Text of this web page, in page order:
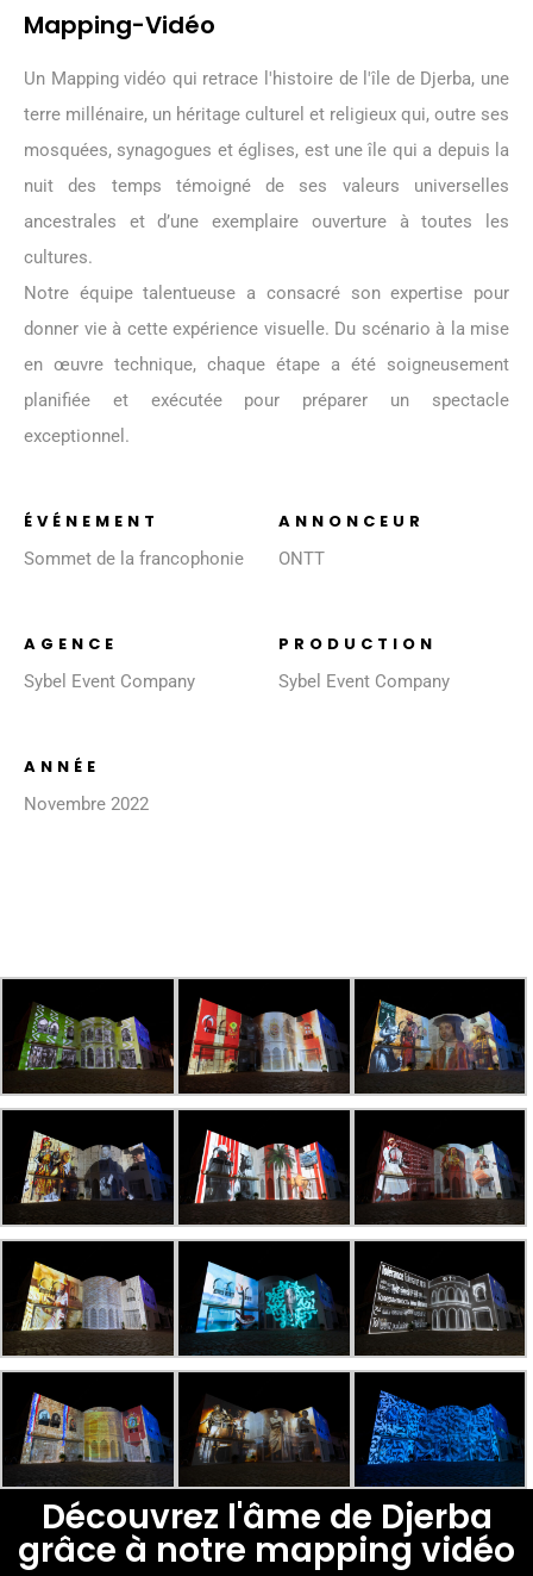
Mapping-Vidéo
Un Mapping vidéo qui retrace l'histoire de l'île de Djerba, une
terre millénaire, un héritage culturel et religieux qui, outre ses
mosquées, synagogues et églises, est une île qui a depuis la
nuit des temps témoigné de ses valeurs universelles
ancestrales et d’une exemplaire ouverture à toutes les
cultures.
Notre équipe talentueuse a consacré son expertise pour
donner vie à cette expérience visuelle. Du scénario à la mise
en œuvre technique, chaque étape a été soigneusement
planifiée et exécutée pour préparer un spectacle
exceptionnel.
ÉVÉNEMENT
Sommet de la francophonie
ANNONCEUR
ONTT
AGENCE
Sybel Event Company
PRODUCTION
Sybel Event Company
ANNÉE
Novembre 2022
Découvrez l'âme de Djerba
grâce à notre mapping vidéo